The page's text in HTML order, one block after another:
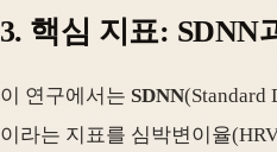
3. 핵심 지표: SDNN
이 연구에서는 SDNN(Standard
이라는 지표를 심박변이율